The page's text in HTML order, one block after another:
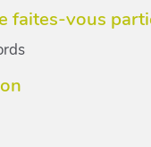
faites-vous